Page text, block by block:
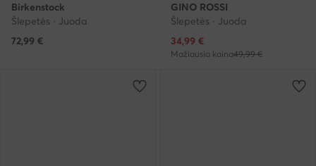
Birkenstock
Šlepetės · Juoda
72,99 €
GINO ROSSI
Šlepetės · Juoda
Dabartinė kaina
34,99 €
Mažiausia kaina49,99 €